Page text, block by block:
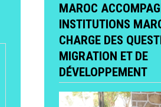
MAROC
INSTITUTIONS
CHARGE DES
MIGRATION ET DE
DÉVELOPPEMENT